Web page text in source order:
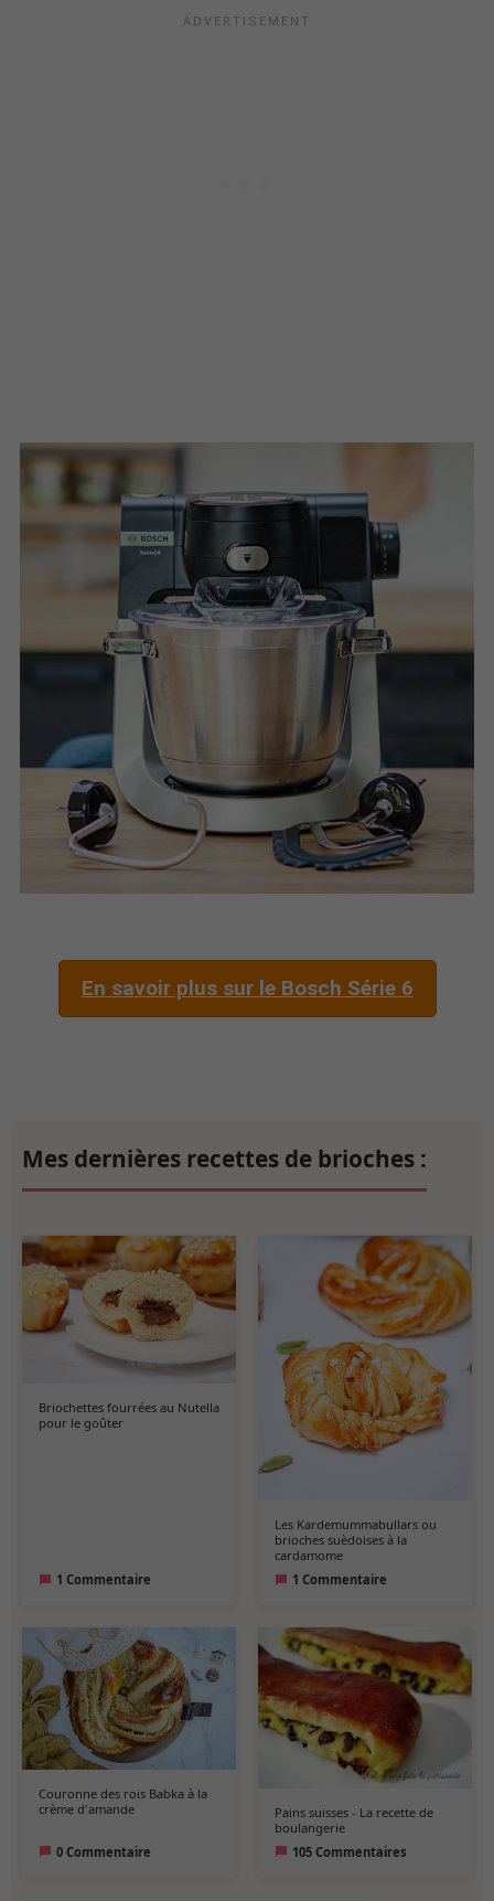
En savoir plus sur le Bosch Série 6
Mes dernières recettes de brioches :
Briochettes fourrées au Nutella
pour le goûter
1 Commentaire
Les Kardemummabullars ou
brioches suèdoises à la
cardamome
1 Commentaire
Couronne des rois Babka à la
crème d'amande
0 Commentaire
Pains suisses - La recette de
boulangerie
105 Commentaires